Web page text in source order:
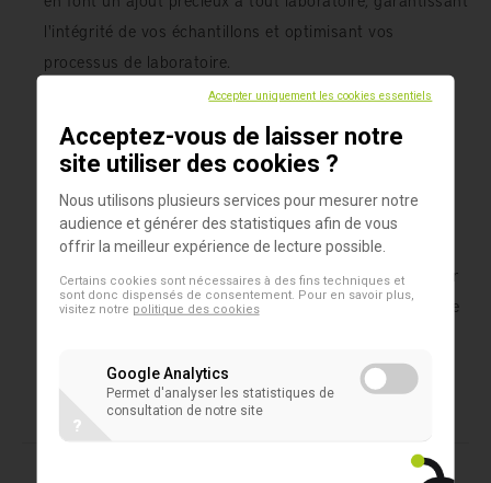
l'intégrité de vos échantillons et optimisant vos
processus de laboratoire.
Que vous travailliez dans des environnements de
recherche, cliniques ou industriels, le Capper/Decapper
combinaison d'efficacité, de précision et de facilité
d'utilisation qui peut améliorer considérablement votre
flux de travail. Faites confiance à LVL Technologies pour
fournir des solutions de haute qualité qui soutiennent le
Accepter uniquement les cookies essentiels
Acceptez-vous de laisser notre
site utiliser des cookies ?
Nous utilisons plusieurs services pour mesurer notre
audience et générer des statistiques afin de vous
offrir la meilleur expérience de lecture possible.
Certains cookies sont nécessaires à des fins techniques et
sont donc dispensés de consentement. Pour en savoir plus,
visitez notre politique des cookies
Google Analytics
Permet d'analyser les statistiques de
consultation de notre site
?